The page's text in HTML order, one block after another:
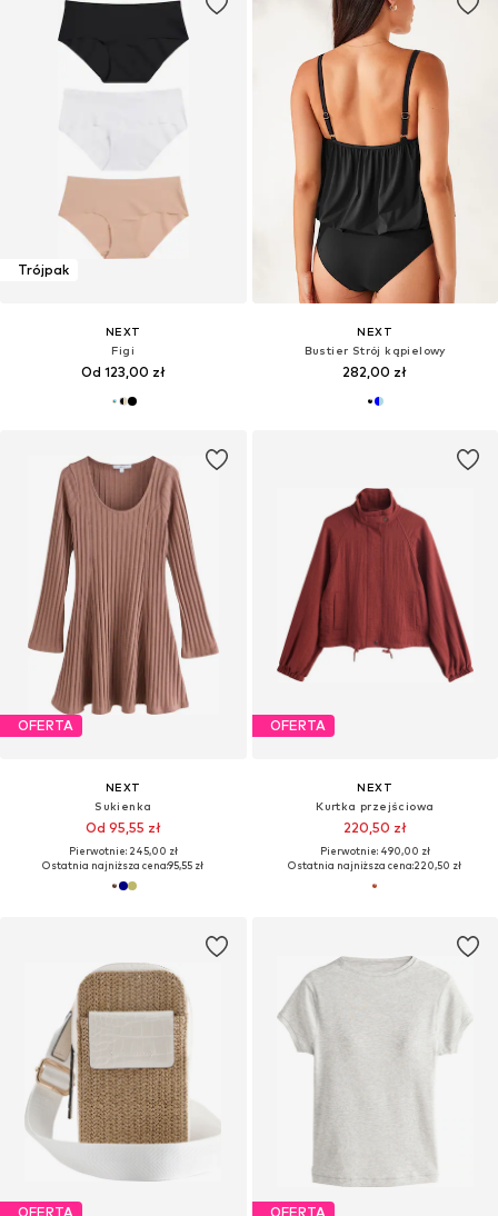
Trójpak
NEXT
Figi
Od 123,00 zł
NEXT
Bustier Strój kąpielowy
282,00 zł
OFERTA
NEXT
Sukienka
Od 95,55 zł
Pierwotnie: 245,00 zł
Ostatnia najniższa cena:95,55 zł
OFERTA
NEXT
Kurtka przejściowa
220,50 zł
Pierwotnie: 490,00 zł
Ostatnia najniższa cena:220,50 zł
OFERTA OFERTA